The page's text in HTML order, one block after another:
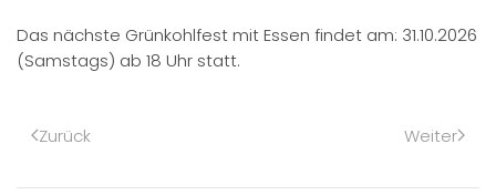
Das nächste Grünkohlfest mit Essen findet am: 31.10.2026
(Samstags) ab 18 Uhr statt.
Zurück Weiter